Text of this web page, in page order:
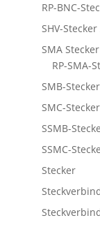
RP-BNC-
SHV-
SMA
RP-SMA-
SMB-
SMC-
SSMB-
SSMC-
Stecker